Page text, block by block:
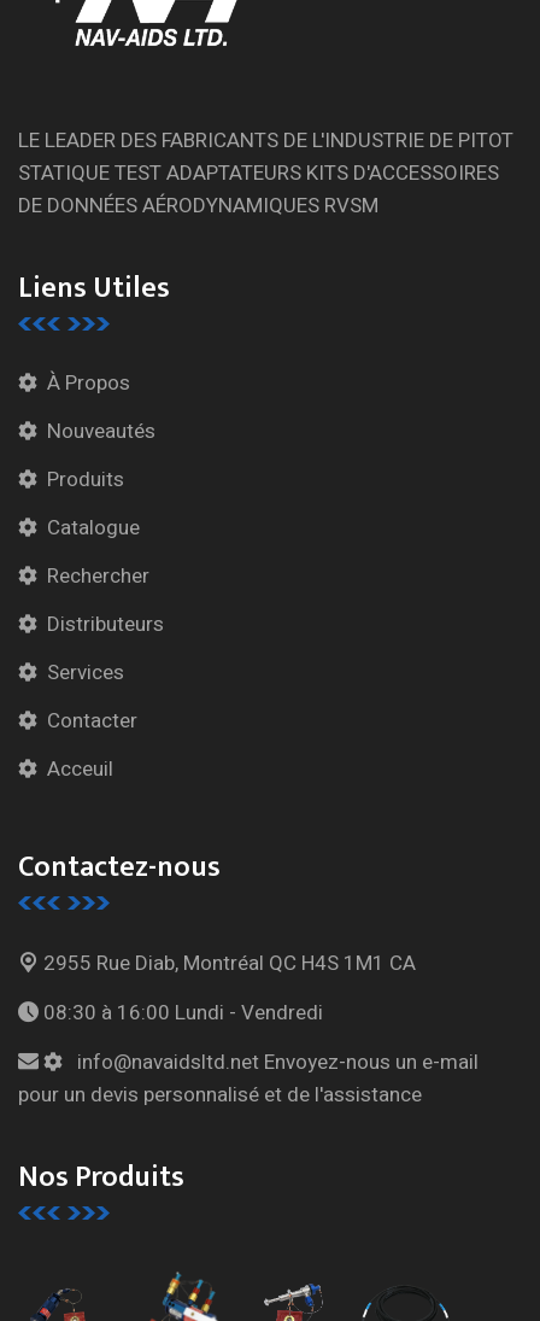
LE LEADER DES FABRICANTS DE L'INDUSTRIE DE PITOT
STATIQUE TEST ADAPTATEURS KITS D'ACCESSOIRES
DE DONNÉES AÉRODYNAMIQUES RVSM
Liens Utiles
À Propos
Nouveautés
Produits
Catalogue
Rechercher
Distributeurs
Services
Contacter
Acceuil
Contactez-nous
2955 Rue Diab, Montréal QC H4S 1M1 CA
08:30 à 16:00 Lundi - Vendredi
info@navaidsltd.net Envoyez-nous un e-mail
pour un devis personnalisé et de l'assistance
Nos Produits